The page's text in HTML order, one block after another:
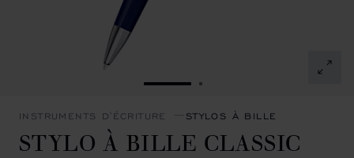
ALLER À LA DIAPOSITIVE 1
ALLER À LA
INSTRUMENTS D'ÉCRITURE STYLOS À BILLE
STYLO À BILLE CLASSIC